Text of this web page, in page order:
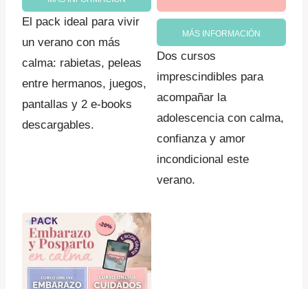
$ 399.049,66.
El pack ideal para vivir
un verano con más
calma: rabietas, peleas
entre hermanos, juegos,
pantallas y 2 e-books
descargables.
$
MÁS INFORMACIÓN
Dos cursos
imprescindibles para
acompañar la
adolescencia con calma,
confianza y amor
incondicional este
verano.